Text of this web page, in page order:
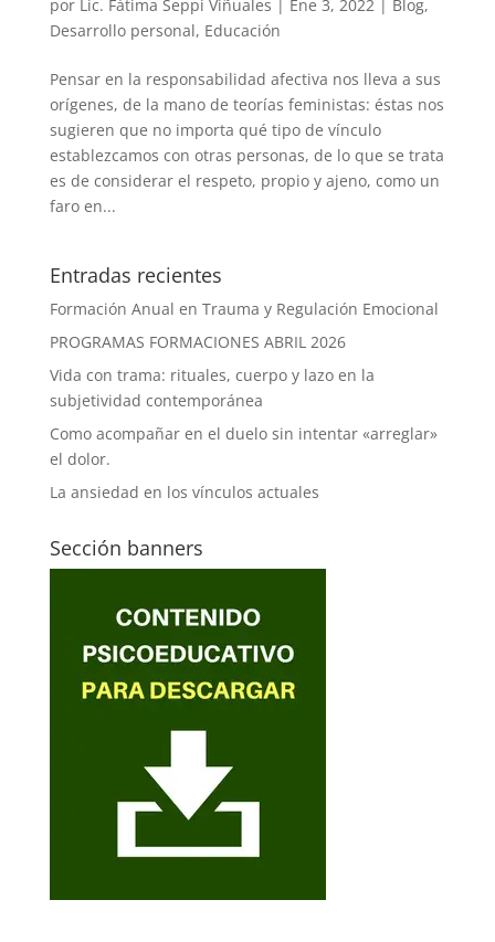
por Lic. Fátima Seppi Viñuales | Ene 3, 2022| Blog,
Desarrollo personal, Educación
Pensar en la responsabilidad afectiva nos lleva a sus
orígenes, de la mano de teorías feministas: éstas nos
sugieren que no importa qué tipo de vínculo
establezcamos con otras personas, de lo que se trata
es de considerar el respeto, propio y ajeno, como un
faro en...
Entradas recientes
Formación Anual en Trauma y Regulación Emocional
PROGRAMAS FORMACIONES ABRIL 2026
Vida con trama: rituales, cuerpo y lazo en la
subjetividad contemporánea
Como acompañar en el duelo sin intentar «arreglar»
el dolor.
La ansiedad en los vínculos actuales
Sección banners